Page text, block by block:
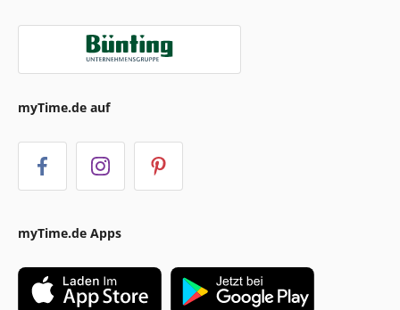
myTime.de auf
myTime.de Apps